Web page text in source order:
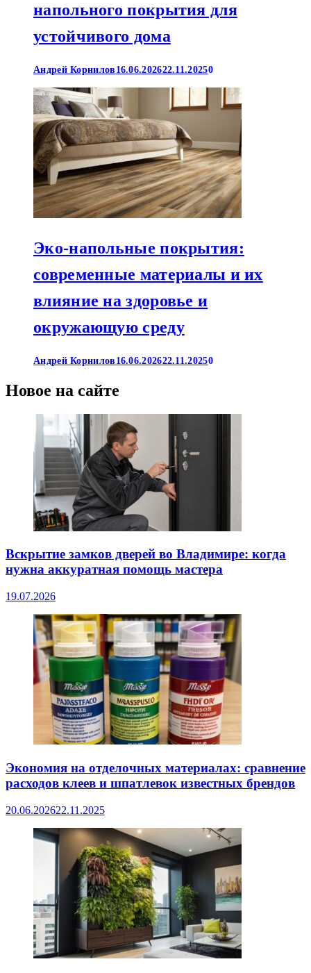
напольного покрытия для
устойчивого дома
Андрей Корнилов 16.06.202622.11.20250
Эко-напольные покрытия:
современные материалы и их
влияние на здоровье и
окружающую среду
Андрей Корнилов 16.06.202622.11.20250
Новое на сайте
Вскрытие замков дверей во Владимире: когда
нужна аккуратная помощь мастера
19.07.2026
Экономия на отделочных материалах: сравнение
расходов клеев и шпатлевок известных брендов
20.06.202622.11.2025